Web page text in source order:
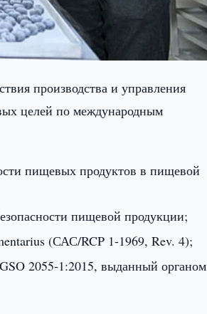
производства и управления
целей по международным
пищевых продуктов в пищевой
пищевой продукции;
(САС/RCP 1-1969, Rev. 4);
2055-1:2015, выданный органом